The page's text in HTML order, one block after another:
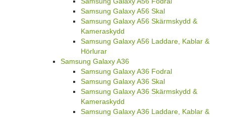
Samsung Galaxy A56 Skal
Samsung Galaxy A56 Skärmskydd &
Kameraskydd
Samsung Galaxy A56 Laddare, Kablar &
Hörlurar
Samsung Galaxy A36
Samsung Galaxy A36 Fodral
Samsung Galaxy A36 Skal
Samsung Galaxy A36 Skärmskydd &
Kameraskydd
Samsung Galaxy A36 Laddare, Kablar &